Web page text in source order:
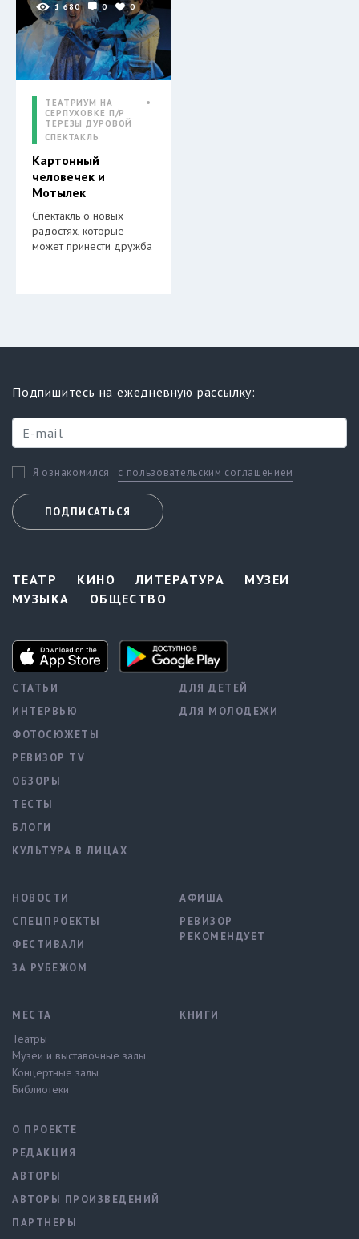
1 680 0 0
ТЕАТРИУМ НА
СЕРПУХОВКЕ П/Р
ТЕРЕЗЫ ДУРОВОЙ
СПЕКТАКЛЬ
Картонный
человечек и
Мотылек
Спектакль о новых
радостях, которые
может принести дружба
Подпишитесь на ежедневную рассылку:
Я ознакомился с пользовательским соглашением
ПОДПИСАТЬСЯ
ТЕАТР КИНО ЛИТЕРАТУРА
МУЗЕИ
МУЗЫКА
ОБЩЕСТВО
СТАТЬИ
ИНТЕРВЬЮ
ФОТОСЮЖЕТЫ
РЕВИЗОР TV
ОБЗОРЫ
ТЕСТЫ
БЛОГИ
КУЛЬТУРА В ЛИЦАХ
ДЛЯ ДЕТЕЙ
ДЛЯ МОЛОДЕЖИ
НОВОСТИ
СПЕЦПРОЕКТЫ
ФЕСТИВАЛИ
ЗА РУБЕЖОМ
АФИША
РЕВИЗОР
РЕКОМЕНДУЕТ
МЕСТА
Театры
Музеи и выставочные залы
Концертные залы
Библиотеки
КНИГИ
О ПРОЕКТЕ
РЕДАКЦИЯ
АВТОРЫ
АВТОРЫ ПРОИЗВЕДЕНИЙ
ПАРТНЕРЫ